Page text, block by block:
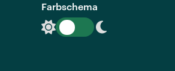
Farbschema